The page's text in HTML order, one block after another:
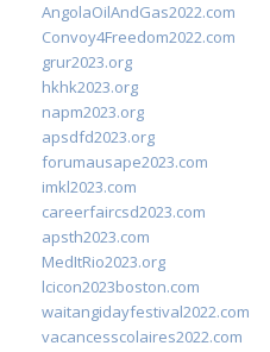
AngolaOilAndGas2022.com
Convoy4Freedom2022.com
grur2023.org
hkhk2023.org
napm2023.org
apsdfd2023.org
forumausape2023.com
imkl2023.com
careerfaircsd2023.com
apsth2023.com
MedItRio2023.org
lcicon2023boston.com
waitangidayfestival2022.com
vacancesscolaires2022.com